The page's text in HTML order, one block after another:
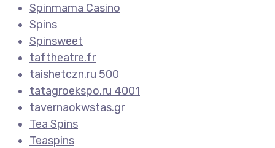
Spinmama Casino
Spins
Spinsweet
taftheatre.fr
taishetczn.ru 500
tatagroekspo.ru 4001
tavernaokwstas.gr
Tea Spins
Teaspins